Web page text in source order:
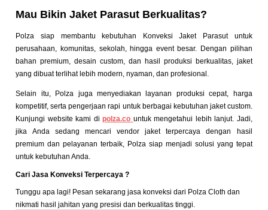
Mau Bikin Jaket Parasut Berkualitas?
Polza siap membantu kebutuhan Konveksi Jaket Parasut untuk
perusahaan, komunitas, sekolah, hingga event besar. Dengan pilihan
bahan premium, desain custom, dan hasil produksi berkualitas, jaket
yang dibuat terlihat lebih modern, nyaman, dan profesional.
Selain itu, Polza juga menyediakan layanan produksi cepat, harga
kompetitif, serta pengerjaan rapi untuk berbagai kebutuhan jaket custom.
Kunjungi website kami dipolza.co untuk mengetahui lebih lanjut. Jadi,
jika Anda sedang mencari vendor jaket terpercaya dengan hasil
premium dan pelayanan terbaik, Polza siap menjadi solusi yang tepat
untuk kebutuhan Anda.
Cari Jasa Konveksi Terpercaya ?
Tunggu apa lagi! Pesan sekarang jasa konveksi dari Polza Cloth dan
nikmati hasil jahitan yang presisi dan berkualitas tinggi.